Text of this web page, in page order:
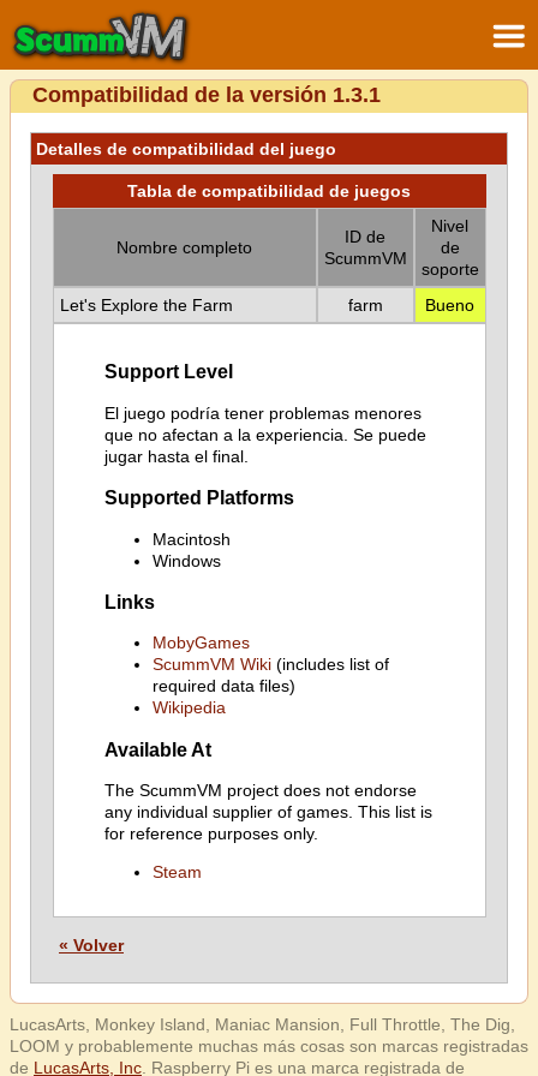
Compatibilidad de la versión 1.3.1
Detalles de compatibilidad del juego
Tabla de compatibilidad de juegos
Nombre completo
ID de
ScummVM
Nivel
de
soporte
Let's Explore the Farm
farm Bueno
Support Level
El juego podría tener problemas menores
que no afectan a la experiencia. Se puede
jugar hasta el final.
Supported Platforms
Macintosh
Windows
Links
MobyGames
ScummVM Wiki(includes list of
required data files)
Wikipedia
Available At
The ScummVM project does not endorse
any individual supplier of games. This list is
for reference purposes only.
Steam
« Volver
LucasArts, Monkey Island, Maniac Mansion, Full Throttle, The Dig,
LOOM y probablemente muchas más cosas son marcas registradas
de LucasArts, Inc . Raspberry Pi es una marca registrada de